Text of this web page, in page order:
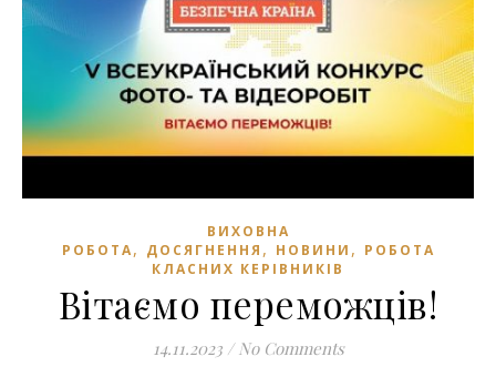
ВИХОВНА
РОБОТА, ДОСЯГНЕННЯ , НОВИНИ , РОБОТА
КЛАСНИХ КЕРІВНИКІВ
Вітаємо переможців!
14.11.2023 / No Comments